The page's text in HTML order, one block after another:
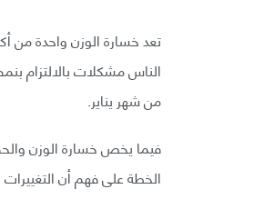
تعد خسارة الوزن واحدة من
الناس مشكلات بالالتزام
من شهر يناير.
فيما يخص خسارة الوزن
الخطة على فهم أن